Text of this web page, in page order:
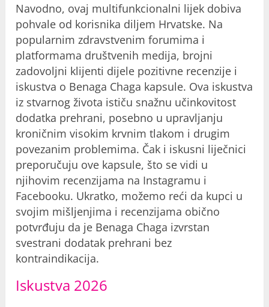
Navodno, ovaj multifunkcionalni lijek dobiva
pohvale od korisnika diljem Hrvatske. Na
popularnim zdravstvenim forumima i
platformama društvenih medija, brojni
zadovoljni klijenti dijele pozitivne recenzije i
iskustva o Benaga Chaga kapsule. Ova iskustva
iz stvarnog života ističu snažnu učinkovitost
dodatka prehrani, posebno u upravljanju
kroničnim visokim krvnim tlakom i drugim
povezanim problemima. Čak i iskusni liječnici
preporučuju ove kapsule, što se vidi u
njihovim recenzijama na Instagramu i
Facebooku. Ukratko, možemo reći da kupci u
svojim mišljenjima i recenzijama obično
potvrđuju da je Benaga Chaga izvrstan
svestrani dodatak prehrani bez
kontraindikacija.
Iskustva 2026